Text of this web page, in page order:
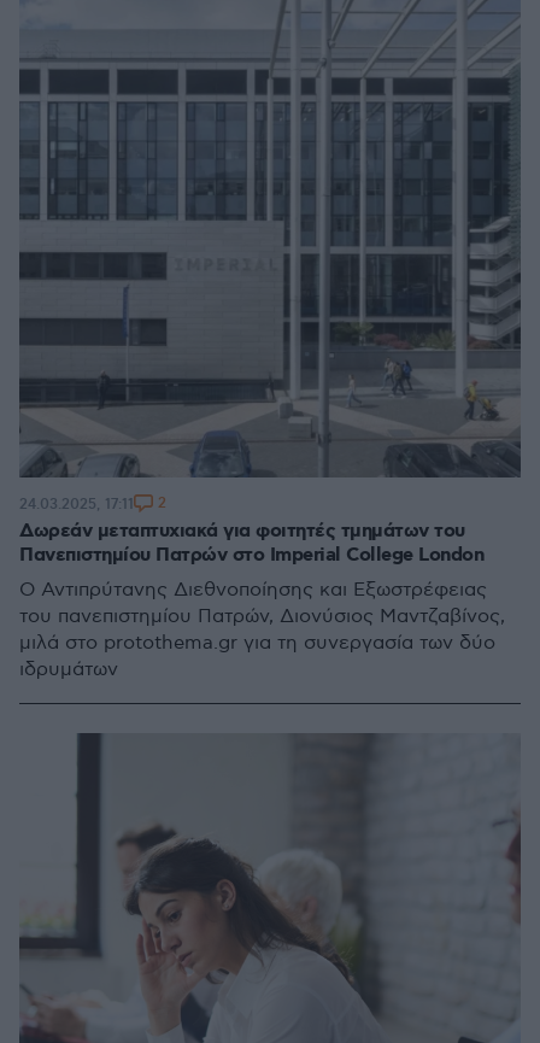
Δωρεάν μεταπτυχιακά για φοιτητές τμημάτων του
Πανεπιστημίου Πατρών στο Imperial College London
Ο Αντιπρύτανης Διεθνοποίησης και Εξωστρέφειας
του πανεπιστημίου Πατρών, Διονύσιος Μαντζαβίνος,
μιλά στο protothema.gr για τη συνεργασία των δύο
ιδρυμάτων
24.03.2025, 17:11 2